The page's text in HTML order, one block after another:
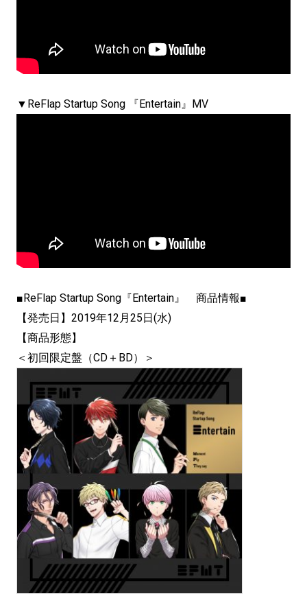
▼ReFlap Startup Song 『Entertain』MV
■ReFlap Startup Song『Entertain』 商品情報■
【発売日】2019年12月25日(水)
【商品形態】
＜初回限定盤（CD＋BD）＞